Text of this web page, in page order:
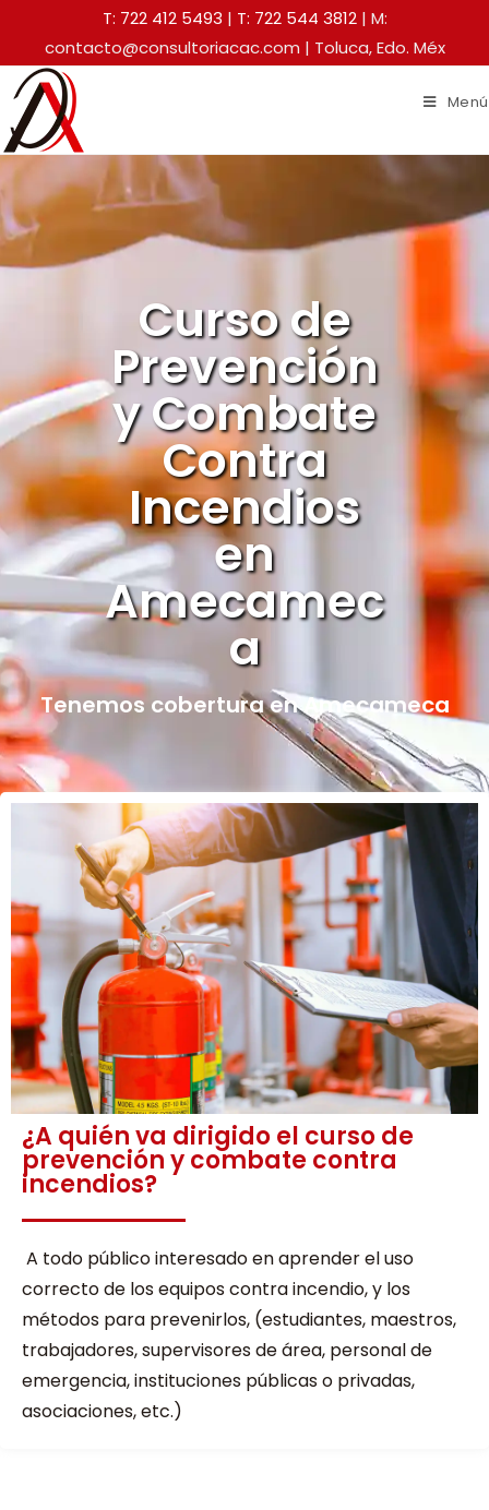
T: 722 412 5493 | T: 722 544 3812| M:
contacto@consultoriacac.com | Toluca, Edo. Méx
Menú
Curso de
Prevención
y Combate
Contra
Incendios
en
Amecamec
a
Tenemos cobertura en Amecameca
¿A quién va dirigido el curso de
prevención y combate contra
incendios?
A todo público interesado en aprender el uso
correcto de los equipos contra incendio, y los
métodos para prevenirlos, (estudiantes, maestros,
trabajadores, supervisores de área, personal de
emergencia, instituciones públicas o privadas,
asociaciones, etc.)